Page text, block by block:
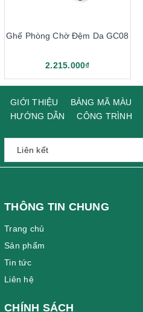
Ghế Phòng Chờ Đệm Da GC08
2.215.000₫
GIỚI THIỆU BẢNG MÃ MÀU
HƯỚNG DẪN
CÔNG TRÌNH
THÔNG TIN CHUNG
Trang chủ
Sản phẩm
Tin tức
Liên hệ
CHÍNH SÁCH